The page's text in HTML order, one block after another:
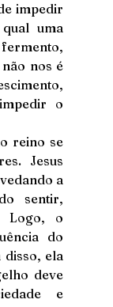
impedir
uma
nos é
o
reino se
Jesus
a
sentir,
Logo, o
do
disso, ela
deve
e